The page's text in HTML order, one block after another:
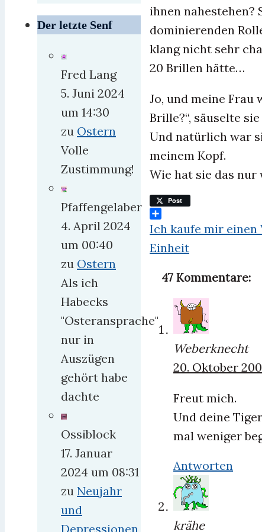
ihnen nahestehen?
dominierenden
klang nicht sehr
20 Brillen hätte…
Jo, und meine Frau
Brille?“, säuselte
Und natürlich war
meinem Kopf.
Wie hat sie das
Post
Teilen
Ich kaufe mir einen
Einheit
47 Kommentare:
Weberknecht
20. Oktober
Freut mich.
Und deine
mal weniger
Antworten
krähe
Der letzte Senf
Fred Lang
5. Juni 2024
um 14:30
zu Ostern
Volle
Zustimmung!
Pfaffengelaber
4. April 2024
um 00:40
zu Ostern
Als ich
Habecks
"Osteransprache"
nur in
Auszügen
gehört habe
dachte
Ossiblock
17. Januar
2024 um 08:31
zu Neujahr
und
Depressionen